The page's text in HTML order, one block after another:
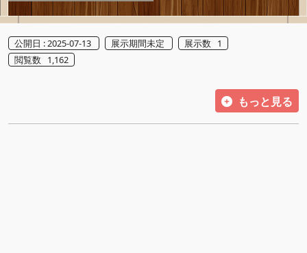
公開日 : 2025-07-13 展示期間未定
展示数 1
閲覧数 1,162
もっと見る